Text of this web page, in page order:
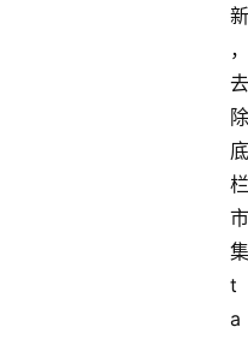
新
，
去
除
底
栏
市
集
t
a